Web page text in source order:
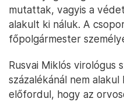
mutattak, vagyis a
alakult ki náluk. A
főpolgármester
Rusvai Miklós virológus
százalékánál nem
előfordul, hogy az